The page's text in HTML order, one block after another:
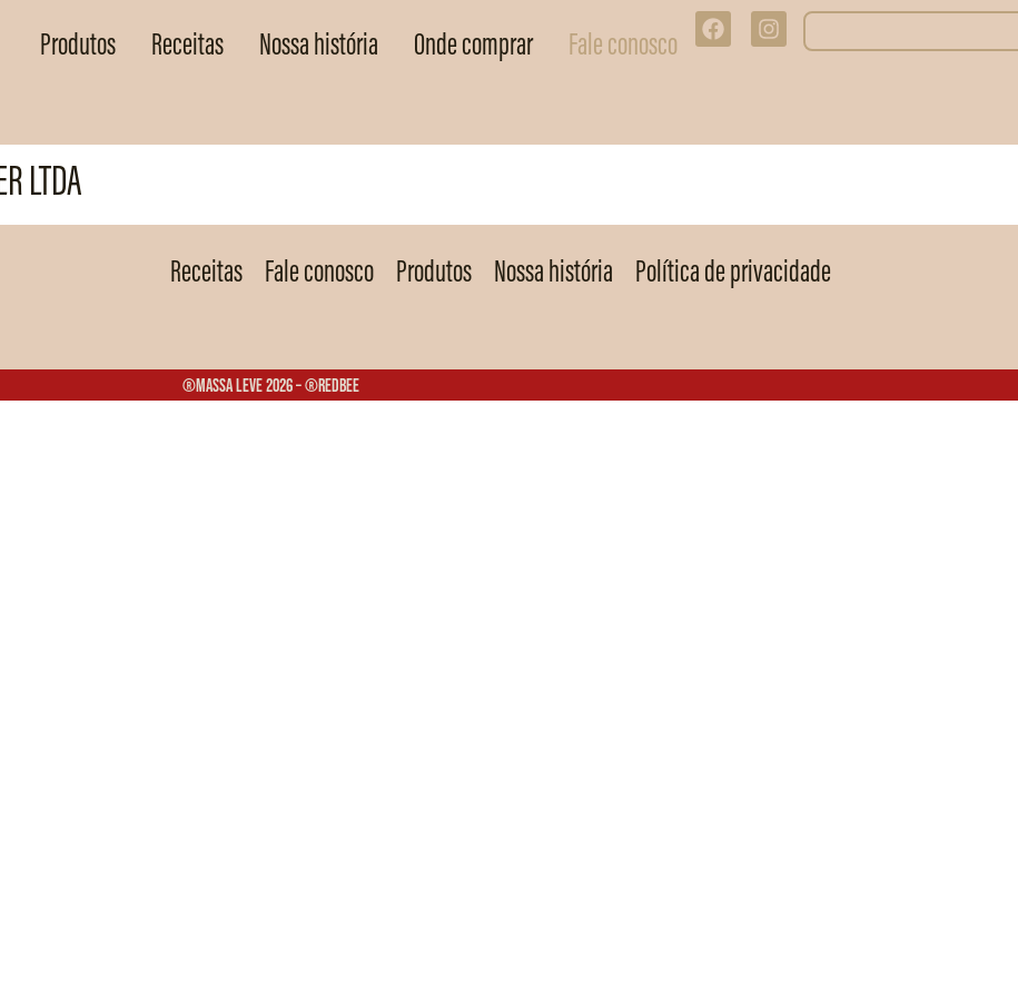
Produtos Receitas Nossa história Onde comprar Fale conosco
LTDA
Receitas Fale conosco Produtos Nossa história Política de privacidade
®Massa Leve 2026 – ®Redbee